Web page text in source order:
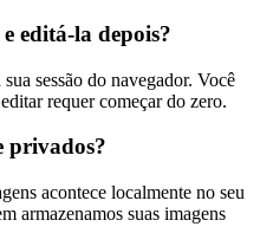
editá-la depois?
sessão do navegador. Você
requer começar do zero.
privados?
acontece localmente no seu
armazenamos suas imagens